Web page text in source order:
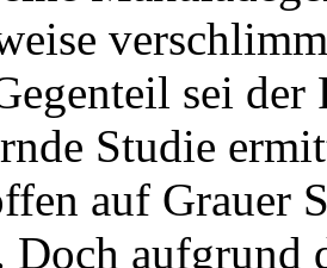
sei
Studie
auf Grauer
Doch aufgrund